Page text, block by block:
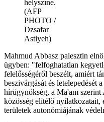
helyszíne.
(AFP
PHOTO /
Dzsafar
Astiyeh)
Mahmud Abbasz palesztin
ügyben: "felfoghatatlan
felelősségéről beszélt, amiért
beszivárgását és letelepedését
hírügynökség, a Ma'am
közösség elítélő nyilatkozatait,
területek autonómiájának